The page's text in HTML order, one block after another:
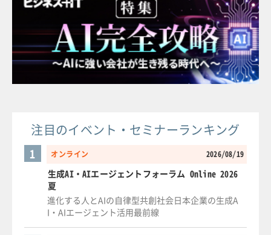
注目のイベント・セミナーランキング
オンライン 2026/08/19
1
生成AI・AIエージェントフォーラム Online 2026
夏
進化する人とAIの自律型共創社会日本企業の生成A
I・AIエージェント活用最前線